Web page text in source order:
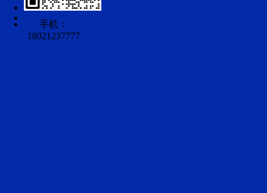
手机：
18921237777